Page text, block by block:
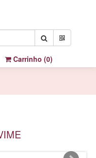
Carrinho (0)